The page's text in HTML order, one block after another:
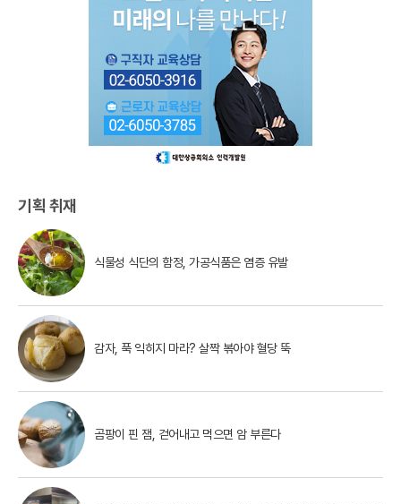
기획 취재
식물성 식단의 함정, 가공식품은 염증 유발
감자, 푹 익히지 마라? 살짝 볶아야 혈당 뚝
곰팡이 핀 잼, 걷어내고 먹으면 암 부른다